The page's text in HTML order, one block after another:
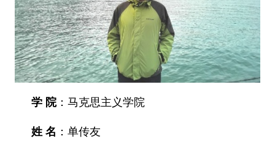
学 院：马克思主义学院
姓 名 ：单传友